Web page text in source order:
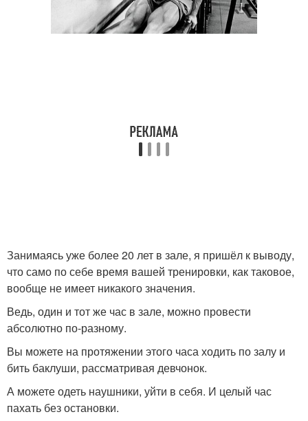
Занимаясь уже более 20 лет в зале, я пришёл к выводу,
что само по себе время вашей тренировки, как таковое,
вообще не имеет никакого значения.
Ведь, один и тот же час в зале, можно провести
абсолютно по-разному.
Вы можете на протяжении этого часа ходить по залу и
бить баклуши, рассматривая девчонок.
А можете одеть наушники, уйти в себя. И целый час
пахать без остановки.